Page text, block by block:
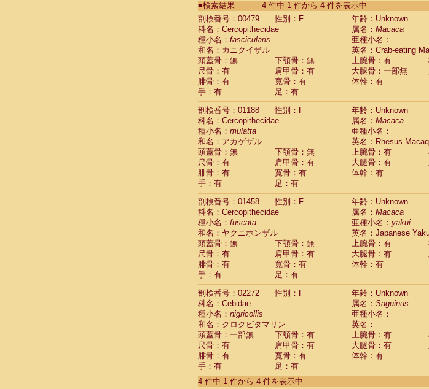
CebidaeSaguinus labiatus(0)
Cebidae Saguinus leucopus (0)
CebidaeSaguinus midas
CebidaeSaguinus mystax
CebidaeSaguinus nigricollis (1)
Cebidae Saguinus oedipus
Cebidae Saguinus weddelli
Cebidae Saguinusspp.
Cebidae Aotus trivirgatus
Cebidae Cebus albifrons
CebidaeCebus apella
Cebidae
CebidaeCebus nigrivittatus
Cebidae Cebusspp.(0)
Cebidae Saimiri boliviensis
Cebidae Saimiri sciureus
Atelidae Alouatta caraya
AtelidaeAlouatta fusca
AtelidaeAlouatta seniculus
AtelidaeAlouatta
Atelidae Ateles belzebuth
Atelidae Ateles geoffroyi
Atelidae Ateles paniscus
Atelidae Atelesspp.
Atelidae Lagothrix lagothricha
AtelidaeLagothrix lagothricha cana(0)
Pitheciidae Cacajao calvus rubicundus (0)
Pitheciidae Callicebus cupreus(0)
Pitheciidae Callicebus donacophilus(0)
PitheciidaeCallicebus moloch(0)
Pitheciidae Callicebus torquatus(0)
Pitheciidae Callicebus
Pitheciidae Chiropotes satanas
Pitheciidae Pithecia monachus
PitheciidaePithecia pithecia
■検索結果-----------4 件中 1 件から 4 件を表示中
剖検番号：00479
性別：F
年齢：Unknown
科名：Cercopithecidae
属名： Macaca
種小名： fascicularis
亜種小名：
和名：カニクイザル
英名：Crab-eating
頭蓋骨：無
下顎骨：無 上腕骨：有
尺骨：有
肩甲骨：有 大腿骨：一部無
腓骨：有
寛骨：有
体幹：有
手：有
足：有
剖検番号：01188
性別：F
年齢：Unknown
科名：Cercopithecidae
属名： Macaca
種小名： mulatta
亜種小名：
和名：アカゲザル
英名：Rhesus
頭蓋骨：無
下顎骨：無 上腕骨：有
尺骨：有
肩甲骨：有 大腿骨：有
腓骨：有
寛骨：有
体幹：有
手：有
足：有
剖検番号：01458
性別：F
年齢：Unknown
科名：Cercopithecidae
属名： Macaca
種小名： fuscata 亜種小名： yakui
和名：ヤクニホンザル
英名：Japanese
頭蓋骨：無
下顎骨：無 上腕骨：有
尺骨：有
肩甲骨：有 大腿骨：有
腓骨：有
寛骨：有
体幹：有
手：有
足：有
剖検番号：02272
性別：F
年齢：Unknown
科名：Cebidae
属名： Saguinus
種小名： nigricollis
亜種小名：
和名：クロクビタマリン
英名：
頭蓋骨：一部無
下顎骨：有 上腕骨：有
尺骨：有
肩甲骨：有 大腿骨：有
腓骨：有
寛骨：有
体幹：有
手：有
足：有
4 件中 1 件から 4 件を表示中